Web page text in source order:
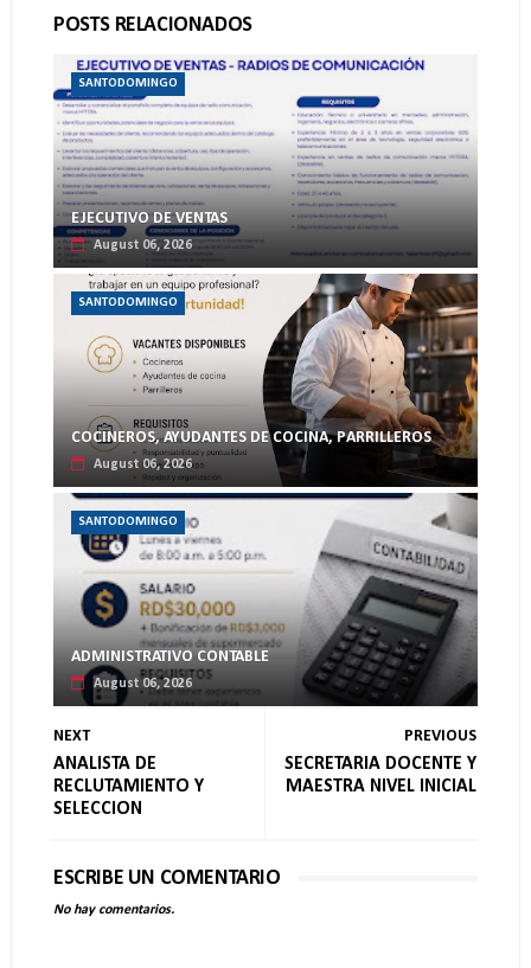
POSTS RELACIONADOS
SANTODOMINGO
EJECUTIVO DE VENTAS
August 06, 2026
SANTODOMINGO
COCINEROS, AYUDANTES DE COCINA, PARRILLEROS
August 06, 2026
SANTODOMINGO
ADMINISTRATIVO CONTABLE
August 06, 2026
NEXT
ANALISTA DE
RECLUTAMIENTO Y
SELECCION
PREVIOUS
SECRETARIA DOCENTE Y
MAESTRA NIVEL INICIAL
ESCRIBE UN COMENTARIO
No hay comentarios.